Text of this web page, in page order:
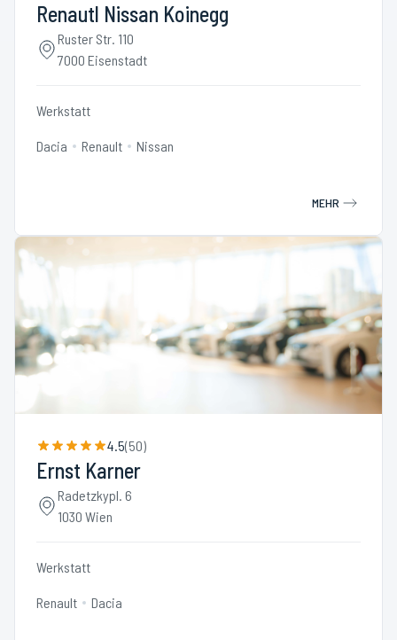
Renautl Nissan Koinegg
Ruster Str. 110
7000 Eisenstadt
Werkstatt
Dacia Renault Nissan
MEHR
4.5(50)
Ernst Karner
Radetzkypl. 6
1030 Wien
Werkstatt
Renault Dacia